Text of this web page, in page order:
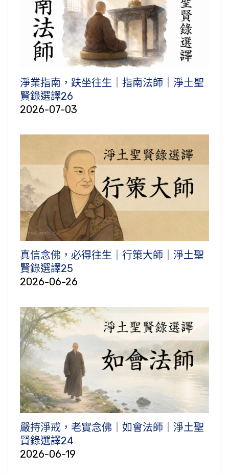
淨業指南，趺坐往生｜指南法師｜淨土聖
賢錄選譯26
2026-07-03
真信念佛，必得往生｜行策大師｜淨土聖
賢錄選譯25
2026-06-26
嚴持淨戒，老實念佛｜如會法師｜淨土聖
賢錄選譯24
2026-06-19